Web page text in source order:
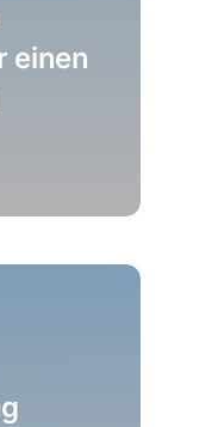
einen